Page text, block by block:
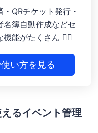
QRチケット発行 ・
名簿自動作成などセ
能がたくさん 🙆‍♀️
い方を見る
るイベント管理